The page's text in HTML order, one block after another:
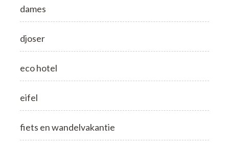
dames
djoser
eco hotel
eifel
fiets en wandelvakantie